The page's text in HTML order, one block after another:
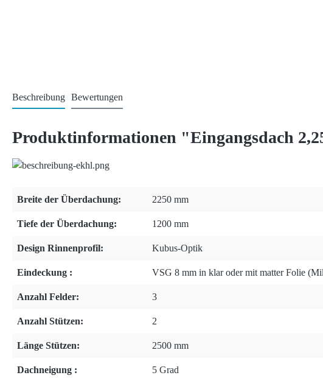
Beschreibung Bewertungen
Produktinformationen "Eingangsdach
Breite der Überdachung: 2250 mm
Tiefe der Überdachung: 1200 mm
Design Rinnenprofil: Kubus-Optik
Eindeckung : VSG 8 mm in klar oder mit matter Folie
Anzahl Felder: 3
Anzahl Stützen: 2
Länge Stützen: 2500 mm
Dachneigung : 5 Grad